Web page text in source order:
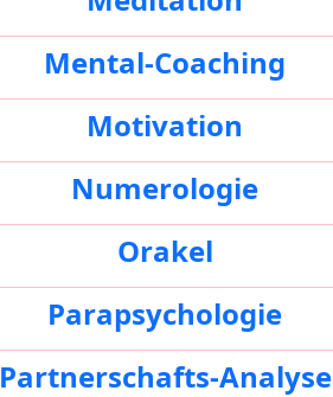
Mental-Coaching
Motivation
Numerologie
Orakel
Parapsychologie
Partnerschafts-Analyse